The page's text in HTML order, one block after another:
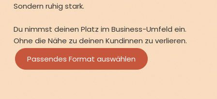
Sondern ruhig stark.
Du nimmst deinen Platz im Business-Umfeld ein.
Ohne die Nähe zu deinen Kundinnen zu verlieren.
Passendes Format auswählen